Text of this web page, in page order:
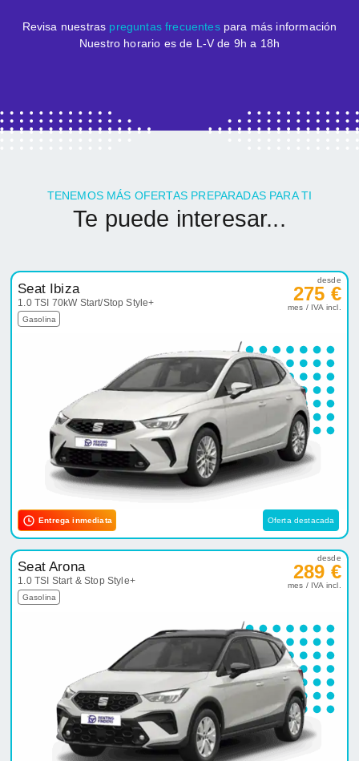
Revisa nuestras preguntas frecuentespara más información
Nuestro horario es de L-V de 9h a 18h
TENEMOS MÁS OFERTAS PREPARADAS PARA TI
Te puede interesar...
Seat Ibiza
1.0 TSI 70kW Start/Stop Style+
Gasolina
desde
275 €
mes / IVA incl.
Entrega inmediata Oferta destacada
Seat Arona
1.0 TSI Start & Stop Style+
Gasolina
desde
289 €
mes / IVA incl.